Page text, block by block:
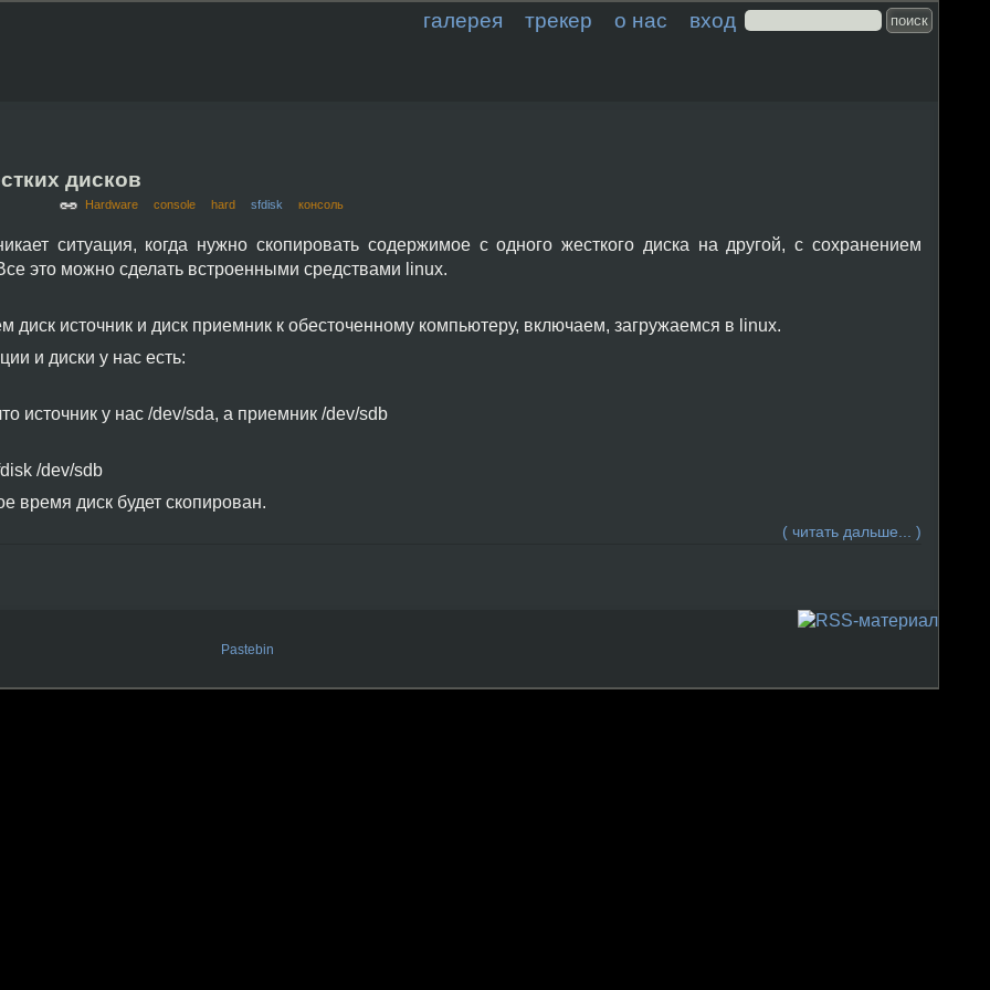
галерея трекер о нас вход
дисков
Hardware console hard sfdisk консоль
ситуация, когда нужно скопировать содержимое с одного жесткого диска на другой, с сохранением
это можно сделать встроенными средствами linux.
диск источник и диск приемник к обесточенному компьютеру, включаем, загружаемся в linux.
и диски у нас есть:
источник у нас /dev/sda, а приемник /dev/sdb
/dev/sdb
время диск будет скопирован.
( читать дальше... )
Pastebin